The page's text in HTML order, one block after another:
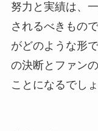
努力と実績は、
されるべきもの
がどのような形
の決断とファン
ことになるでしょ